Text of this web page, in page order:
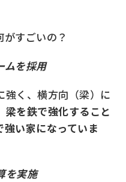
すごいの？
ムを採用
強く、横方向（梁）に
梁を鉄で強化すること
い家になっていま
を実施